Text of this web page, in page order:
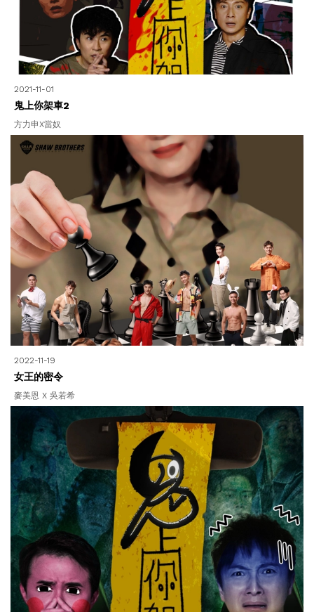
2021-11-01
鬼上你架車2
方力申X當奴
2022-11-19
女王的密令
麥美恩 X 吳若希